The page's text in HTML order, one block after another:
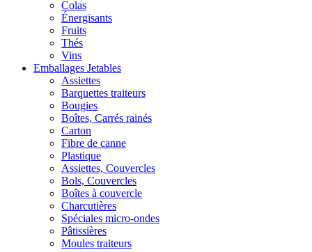
Colas
Énergisants
Fruits
Thés
Vins
Emballages Jetables
Assiettes
Barquettes traiteurs
Bougies
Boîtes, Carrés rainés
Carton
Fibre de canne
Plastique
Assiettes, Couvercles
Bols, Couvercles
Boîtes à couvercle
Charcutières
Spéciales micro-ondes
Pâtissières
Moules traiteurs